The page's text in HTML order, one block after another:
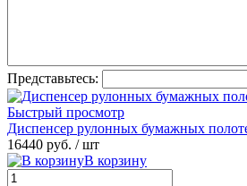
Представьтесь:
Быстрый просмотр
Диспенсер рулонных бумажных
16440 руб. / шт
В корзину